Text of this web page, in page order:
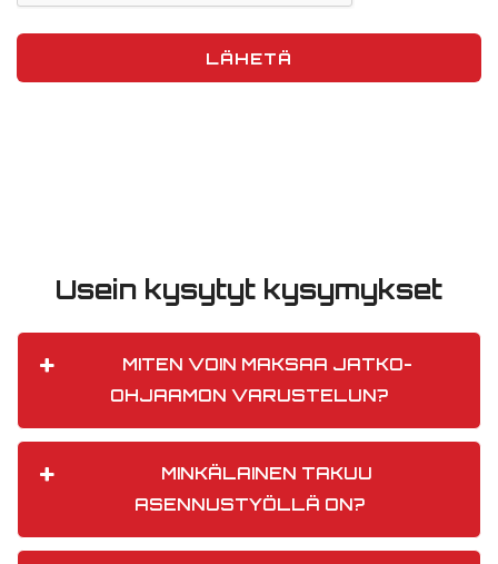
Usein kysytyt kysymykset
MITEN VOIN MAKSAA JATKO-
OHJAAMON VARUSTELUN?
MINKÄLAINEN TAKUU
ASENNUSTYÖLLÄ ON?